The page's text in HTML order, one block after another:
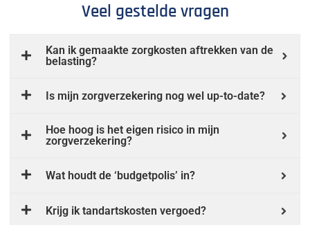
Veel gestelde vragen
Kan ik gemaakte zorgkosten aftrekken van de
belasting?
Is mijn zorgverzekering nog wel up-to-date?
Hoe hoog is het eigen risico in mijn
zorgverzekering?
Wat houdt de ‘budgetpolis’ in?
Krijg ik tandartskosten vergoed?